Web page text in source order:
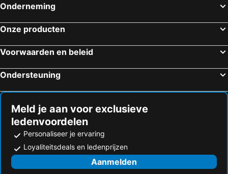
Onderneming
Onze producten
Voorwaarden en beleid
Ondersteuning
Meld je aan voor exclusieve
ledenvoordelen
Personaliseer je ervaring
Loyaliteitsdeals en ledenprijzen
Aanmelden